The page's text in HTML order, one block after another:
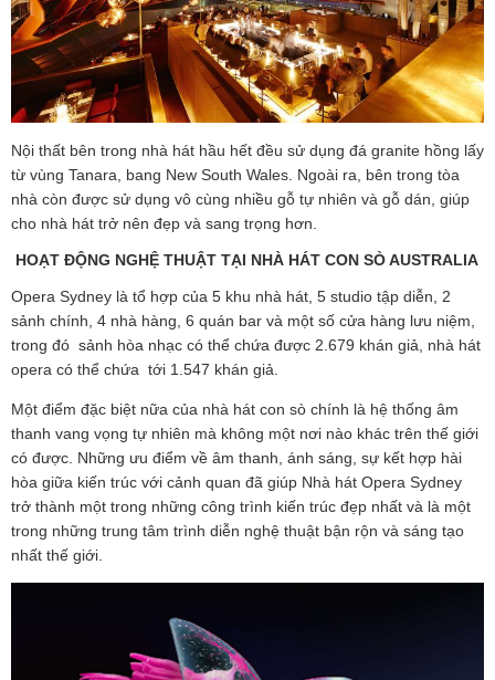
Nội thất bên trong nhà hát hầu hết đều sử dụng đá granite hồng lấy
từ vùng Tanara, bang New South Wales. Ngoài ra, bên trong tòa
nhà còn được sử dụng vô cùng nhiều gỗ tự nhiên và gỗ dán, giúp
cho nhà hát trở nên đẹp và sang trọng hơn.
HOẠT ĐỘNG NGHỆ THUẬT TẠI NHÀ HÁT CON SÒ AUSTRALIA
Opera Sydney là tổ hợp của 5 khu nhà hát, 5 studio tập diễn, 2
sảnh chính, 4 nhà hàng, 6 quán bar và một số cửa hàng lưu niệm,
trong đó sảnh hòa nhạc có thể chứa được 2.679 khán giả, nhà hát
opera có thể chứa tới 1.547 khán giả.
Một điểm đặc biệt nữa của nhà hát con sò chính là hệ thống âm
thanh vang vọng tự nhiên mà không một nơi nào khác trên thế giới
có được. Những ưu điểm về âm thanh, ánh sáng, sự kết hợp hài
hòa giữa kiến trúc với cảnh quan đã giúp Nhà hát Opera Sydney
trở thành một trong những công trình kiến trúc đẹp nhất và là một
trong những trung tâm trình diễn nghệ thuật bận rộn và sáng tạo
nhất thế giới.